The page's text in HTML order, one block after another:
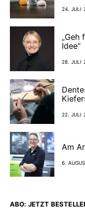
24. JULI
„Geh
Idee“
28. JULI
22. JULI
Am
6.
ABO: JETZT